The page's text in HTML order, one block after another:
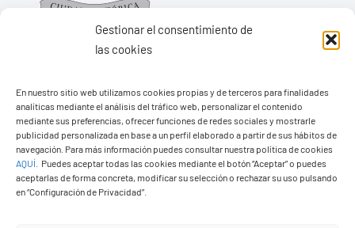
Gestionar el consentimiento de
las cookies
En nuestro sitio web utilizamos cookies propias y de terceros para finalidades
analíticas mediante el análisis del tráfico web, personalizar el contenido
mediante sus preferencias, ofrecer funciones de redes sociales y mostrarle
publicidad personalizada en base a un perfil elaborado a partir de sus hábitos de
navegación. Para más información puedes consultar nuestra política de cookies
AQUÍ
Puedes aceptar todas las cookies mediante el botón “Aceptar” o puedes
aceptarlas de forma concreta, modificar su selección o rechazar su uso pulsando
en “Configuración de Privacidad”.
Ayuntamiento de Yaiza
Pza. de Los Remedios, 1
35570 – Yaiza
Tel:928 83 62 20